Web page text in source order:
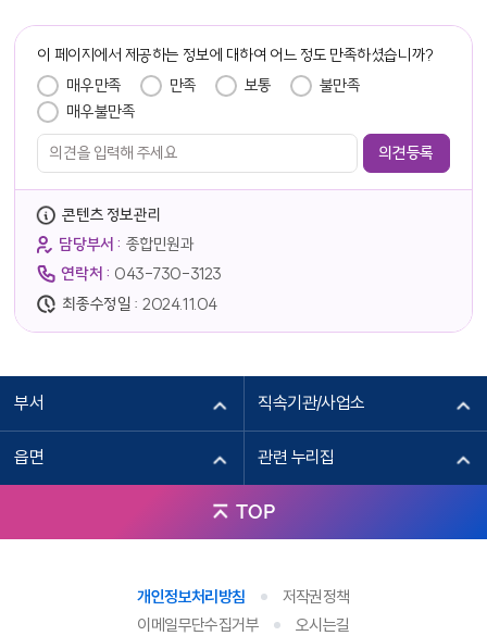
이 페이지에서 제공하는 정보에 대하여 어느 정도 만족하셨습니까?
매우만족 만족 보통
불만족
매우불만족
콘텐츠 정보관리
담당부서 : 종합민원과
연락처 : 043-730-3123
최종수정일 : 2024.11.04
부서 직속기관/사업소
읍면 관련 누리집
TOP
개인정보처리방침
저작권정책
이메일무단수집거부
오시는길